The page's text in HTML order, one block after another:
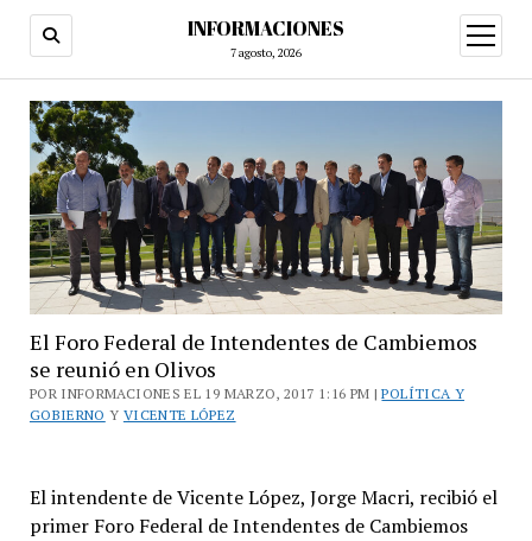
INFORMACIONES
7 agosto, 2026
abrir
menú
El Foro Federal de Intendentes de Cambiemos
se reunió en Olivos
POR INFORMACIONES EL 19 MARZO, 2017 1:16 PM |POLÍTICA Y
GOBIERNO Y VICENTE LÓPEZ
El intendente de Vicente López, Jorge Macri, recibió el
primer Foro Federal de Intendentes de Cambiemos